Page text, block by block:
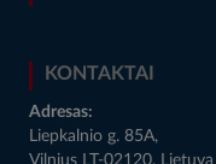
KONTAKTAI
Adresas:
Liepkalnio g. 85A,
Vilnius LT-02120, Lietuva